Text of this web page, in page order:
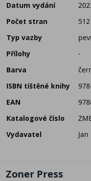
Datum vydání
Počet stran
512
Typ vazby
Přílohy
-
Barva
ISBN tištěné knihy
EAN
Katalogové číslo
Vydavatel
Zoner Press